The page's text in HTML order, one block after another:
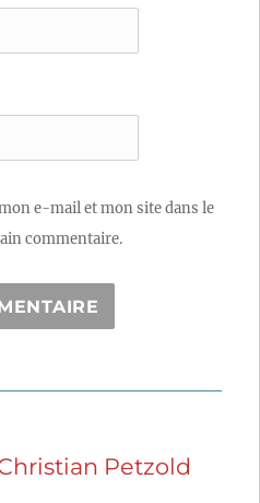
e-mail et mon site dans le
commentaire.
Petzold